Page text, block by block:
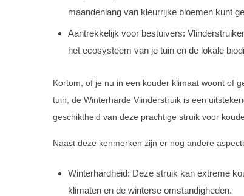
maandenlang van kleurrijke bloemen kunt
Aantrekkelijk voor bestuivers:
het ecosysteem van je tuin en de lokale
Kortom, of je nu in een kouder klimaat woont of
tuin, de Winterharde Vlinderstruik is een
geschiktheid van deze prachtige struik voor
Naast deze kenmerken zijn er nog andere
Winterhardheid: Deze struik kan extreme
klimaten en de winterse omstandigheden.